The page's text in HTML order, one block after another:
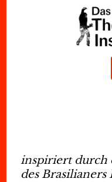
Das Theater
inspiriert durch
des